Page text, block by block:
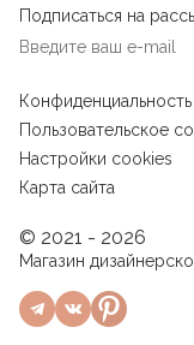
Подписаться на
Конфиденциальность
Пользовательское
Настройки cookies
Карта сайта
© 2021 - 2026
Магазин